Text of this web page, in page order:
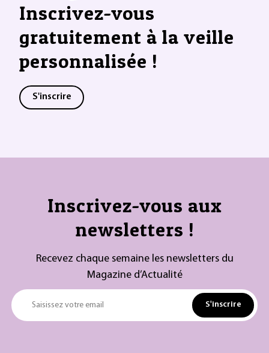
Inscrivez-vous
gratuitement à la veille
personnalisée !
S'inscrire
Inscrivez-vous aux
newsletters !
Recevez chaque semaine les newsletters du
Magazine d’Actualité
Saisissez votre email S'inscrire